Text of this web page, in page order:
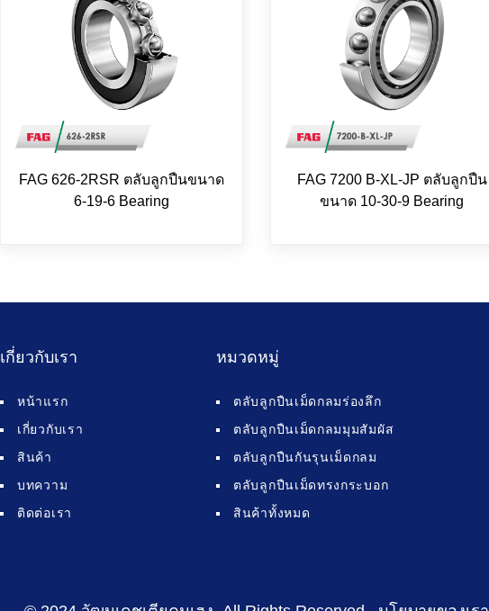
FAG 626-2RSR ตลับลูกปืนขนาด
6-19-6 Bearing
FAG 7200 B-XL-JP ตลับลูกปืน
ขนาด 10-30-9 Bearing
เกี่ยวกับเรา
หน้าแรก
เกี่ยวกับเรา
สินค้า
บทความ
ติดต่อเรา
หมวดหมู่
ตลับลูกปืนเม็ดกลมร่องลึก
ตลับลูกปืนเม็ดกลมมุมสัมผัส
ตลับลูกปืนกันรุนเม็ดกลม
ตลับลูกปืนเม็ดทรงกระบอก
สินค้าทั้งหมด